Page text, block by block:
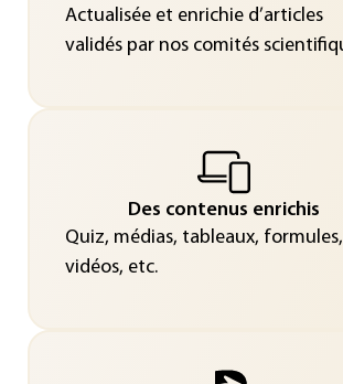
Actualisée et enrichie d’articles
validés par nos comités
Des contenus enrichis
Quiz, médias, tableaux, formules,
vidéos, etc.